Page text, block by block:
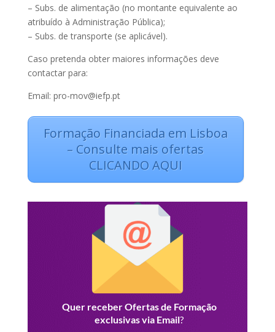
– Subs. de alimentação (no montante equivalente ao
atribuído à Administração Pública);
– Subs. de transporte (se aplicável).
Caso pretenda obter maiores informações deve
contactar para:
Email: pro-mov@iefp.pt
Formação Financiada em Lisboa
– Consulte mais ofertas
CLICANDO AQUI